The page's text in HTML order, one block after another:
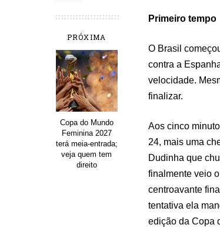
PRÓXIMA
Copa do Mundo
Feminina 2027
terá meia-entrada;
veja quem tem
direito
Primeiro tempo
O Brasil
contra a
velocidade.
finalizar.
Aos cinco
24, mais uma
Dudinha que
finalmente veio
centroavante
tentativa ela
edição da Copa